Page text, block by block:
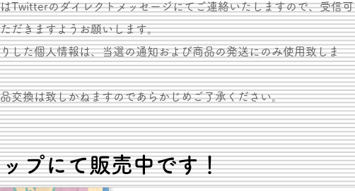
Twitterのダイレクトメッセージにてご連絡いたしますので、受信可
だきますようお願いします。
した個人情報は、当選の通知および商品の発送にのみ使用致しま
交換は致しかねますのであらかじめご了承ください。
プにて販売中です！